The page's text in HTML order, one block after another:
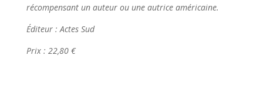
récompensant un auteur ou une autrice américaine.
Éditeur : Actes Sud
Prix : 22,80 €